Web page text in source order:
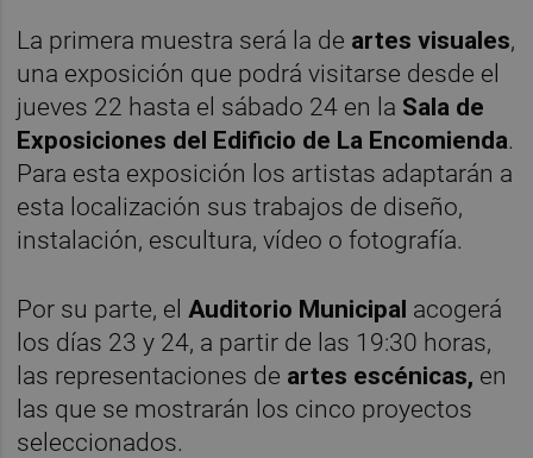
La primera muestra será la de artes visuales,
una exposición que podrá visitarse desde el
jueves 22 hasta el sábado 24 en la Sala de
Exposiciones del Edificio de La Encomienda.
Para esta exposición los artistas adaptarán a
esta localización sus trabajos de diseño,
instalación, escultura, vídeo o fotografía.
Por su parte, el Auditorio Municipal acogerá
los días 23 y 24, a partir de las 19:30 horas,
las representaciones de artes escénicas, en
las que se mostrarán los cinco proyectos
seleccionados.